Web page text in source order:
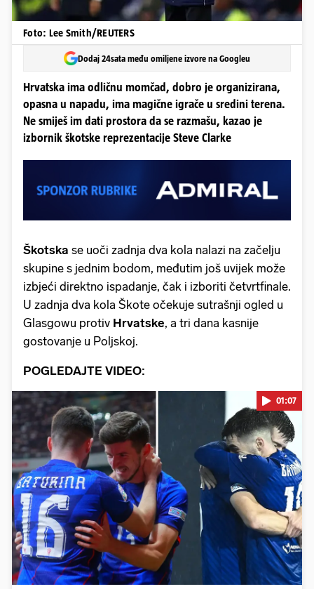
Foto: Lee Smith/REUTERS
Dodaj 24sata među omiljene izvore na Googleu
Hrvatska ima odličnu momčad, dobro je organizirana,
opasna u napadu, ima magične igrače u sredini terena.
Ne smiješ im dati prostora da se razmašu, kazao je
izbornik škotske reprezentacije Steve Clarke
Škotska se uoči zadnja dva kola nalazi na začelju
skupine s jednim bodom, međutim još uvijek može
izbjeći direktno ispadanje, čak i izboriti četvrtfinale.
U zadnja dva kola Škote očekuje sutrašnji ogled u
Glasgowu protiv Hrvatske, a tri dana kasnije
gostovanje u Poljskoj.
POGLEDAJTE VIDEO:
Pokretanje videa...
01:07